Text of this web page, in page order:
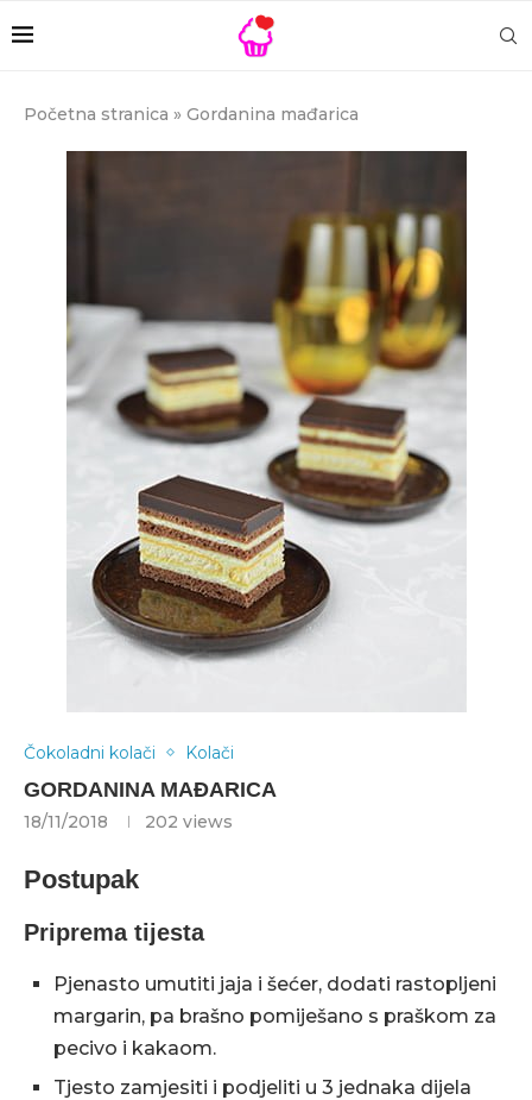
Početna stranica » Gordanina mađarica
Čokoladni kolači Kolači
GORDANINA MAĐARICA
18/11/2018 202 views
Postupak
Priprema tijesta
Pjenasto umutiti jaja i šećer, dodati rastopljeni
margarin, pa brašno pomiješano s praškom za
pecivo i kakaom.
Tjesto zamjesiti i podjeliti u 3 jednaka dijela